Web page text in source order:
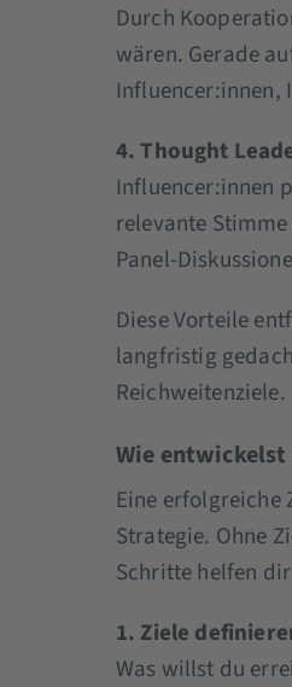
Durch
wären. Gerade
Influencer:innen,
4. Thought
Influencer:innen
relevante
Panel-
Diese Vorteile
langfristig
Reichweitenziele.
Wie
Eine
Strategie. Ohne
Schritte helfen
1. Ziele
Was willst du